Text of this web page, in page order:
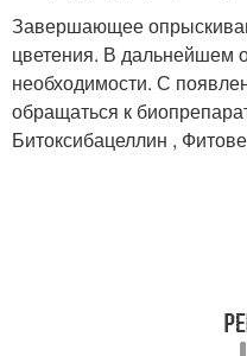
Завершающее
цветения. В дальнейшем
необходимости. С
обращаться к
Битоксибацеллин ,